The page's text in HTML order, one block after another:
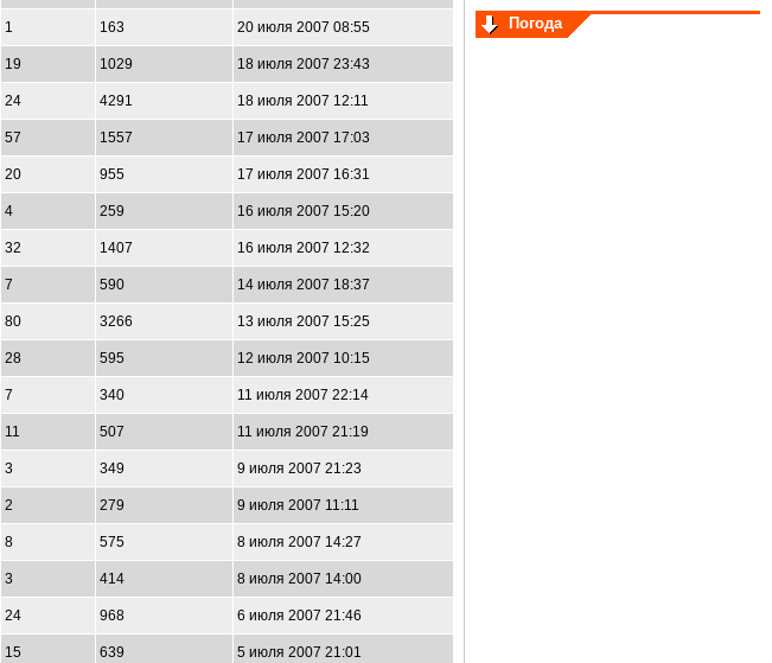
1 163 20 июля 2007 08:55
19 1029 18 июля 2007 23:43
24 4291 18 июля 2007 12:11
57 1557 17 июля 2007 17:03
20 955 17 июля 2007 16:31
4 259 16 июля 2007 15:20
32 1407 16 июля 2007 12:32
7 590 14 июля 2007 18:37
80 3266 13 июля 2007 15:25
28 595 12 июля 2007 10:15
7 340 11 июля 2007 22:14
11 507 11 июля 2007 21:19
3 349 9 июля 2007 21:23
2 279 9 июля 2007 11:11
8 575 8 июля 2007 14:27
3 414 8 июля 2007 14:00
24 968 6 июля 2007 21:46
15 639 5 июля 2007 21:01
Погода